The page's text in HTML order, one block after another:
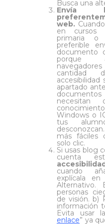
Busca una
Envía
web.
en cursos
primaria o
preferible
documento
porque
cantidad
accesibilidad
apartado
necesitan
Windows o
tus
más fáciles
solo clic.
Si usas blog
cuenta
cuando
explícala
Alternativo.
personas
de visión. b)
información
Evita usar
enlace” ya